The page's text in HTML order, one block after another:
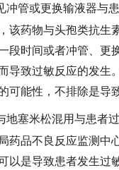
冲管或更换输液器与
该药物与头孢类抗生
段时间或者冲管、更
导致过敏反应的发生
可能性，不排除是导
地塞米松混用与患者
药品不良反应监测中
以是导致患者发生过